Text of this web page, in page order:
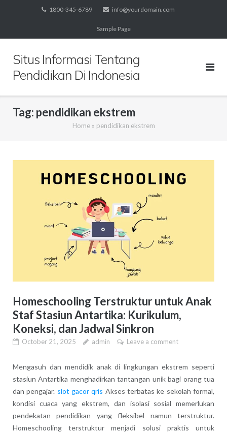
1800-345-6789 info@yourdomain.com
Sample Page
Situs Informasi Tentang
Pendidikan Di Indonesia
Tag: pendidikan ekstrem
Home» pendidikan ekstrem
Homeschooling Terstruktur untuk Anak
Staf Stasiun Antartika: Kurikulum,
Koneksi, dan Jadwal Sinkron
October 21, 2025 admin Leave a comment
Mengasuh dan mendidik anak di lingkungan ekstrem seperti
stasiun Antartika menghadirkan tantangan unik bagi orang tua
dan pengajar. slot gacor qris Akses terbatas ke sekolah formal,
kondisi cuaca yang ekstrem, dan isolasi sosial memerlukan
pendekatan pendidikan yang fleksibel namun terstruktur.
Homeschooling terstruktur menjadi solusi praktis untuk